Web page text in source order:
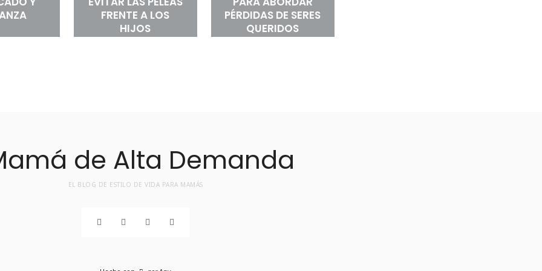
FRENTE A LOS
HIJOS
PÉRDIDAS DE SERES
QUERIDOS
EL BLOG DE ESTILO DE VIDA PARA MAMÁS